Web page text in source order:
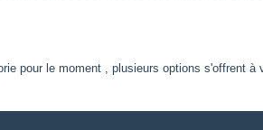
pour le moment , plusieurs options s'offrent à